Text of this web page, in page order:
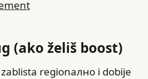
(ako želiš boost)
regionално i dobije